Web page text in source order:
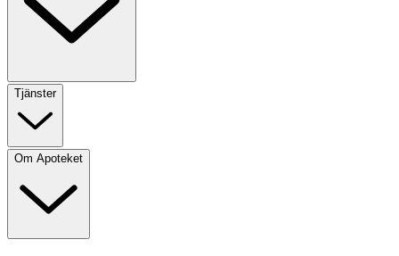
Tjänster
Om Apoteket